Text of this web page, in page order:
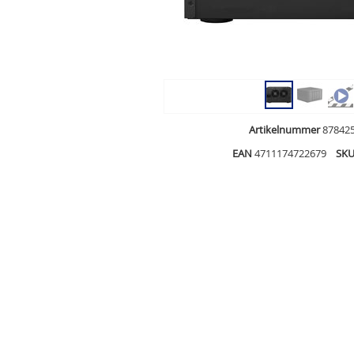
Artikelnummer
EAN 4711174722679 SKU